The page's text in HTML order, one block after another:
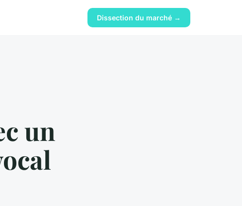
Dissection du marché →
un